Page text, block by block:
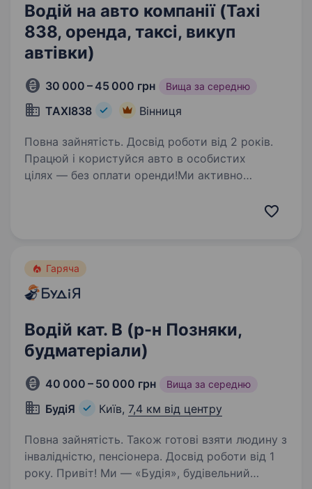
Водій на авто компанії (Taxi
838, оренда, таксі, викуп
автівки)
30 000 – 45 000 грн Вища за середню
TAXI838 Вінниця
Повна зайнятість. Досвід роботи від 2 років.
Працюй і користуйся авто в особистих
цілях — без оплати оренди!Ми активно
Гаряча
Водій кат. В (р-н Позняки,
будматеріали)
40 000 – 50 000 грн Вища за середню
БудіЯ Київ, 7,4 км від центру
Повна зайнятість. Також готові взяти людину з
інвалідністю, пенсіонера. Досвід роботи від 1
року. Привіт! Ми — «Будія», будівельний